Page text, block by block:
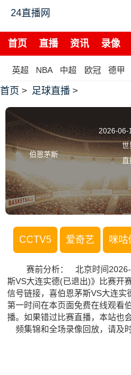
24直播网
首页 直播 资讯 录像
英超 NBA 中超 欧冠 德甲
首页 > 足球直播 >
伯恩茅斯
2026-06-
世
直
CCTV5 爱奇艺 咪咕
赛前分析： 北京时间
斯VS大连实德(已退出)》比赛开
信号链接，喜伯恩茅斯VS大连实
第一时间在本页面免费在线观看
播。如果错过比赛直播，本站也
频集锦和全场录像回放，请及